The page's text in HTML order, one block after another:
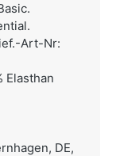
Art-Nr:
Elasthan
DE,